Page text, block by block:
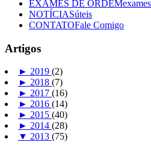
EXAMES DE ORDEM
NOTÍCIASúteis
CONTATOFale Comigo
Artigos
► 2019 (2)
► 2018 (7)
► 2017 (16)
► 2016 (14)
► 2015 (40)
► 2014 (28)
▼ 2013 (75)